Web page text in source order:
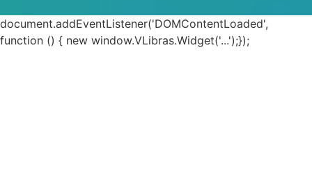
document.addEventListener('DOMContentLoaded',
function () { new window.VLibras.Widget('...');});